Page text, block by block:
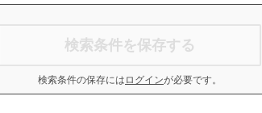
検索条件を保存する
検索条件の保存には ログインが必要です。